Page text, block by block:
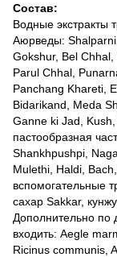
Состав:
Водные экстракты
Аюрведы:
Gokshur, Bel
Parul Chhal,
Panchang Khareti,
Bidarikand, Meda
Ganne ki Jad,
пастообразная
Shankhpushpi,
Mulethi, Haldi,
вспомогательные
сахар Sakkar,
Дополнительно по
входить: Aegle
Ricinus communis,